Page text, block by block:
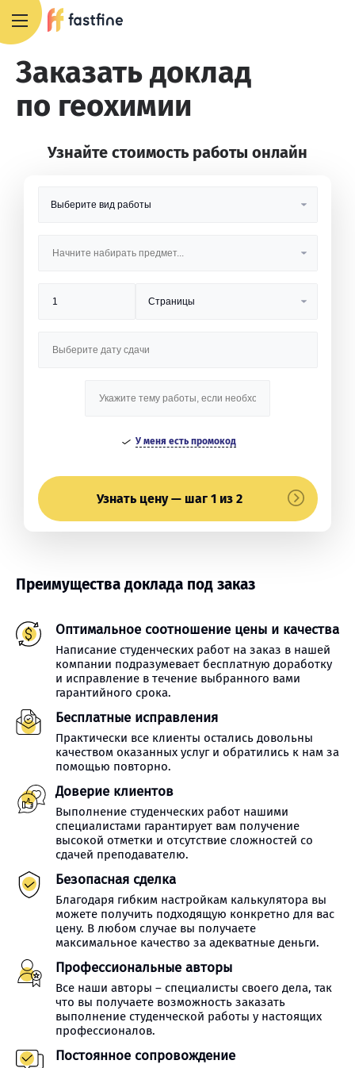
Заказать доклад
по геохимии
Узнайте стоимость работы онлайн
У меня есть промокод
Узнать цену — шаг 1 из 2
Преимущества доклада под заказ
Оптимальное соотношение цены и качества
Написание студенческих работ на заказ в нашей
компании подразумевает бесплатную доработку
и исправление в течение выбранного вами
гарантийного срока.
Бесплатные исправления
Практически все клиенты остались довольны
качеством оказанных услуг и обратились к нам за
помощью повторно.
Доверие клиентов
Выполнение студенческих работ нашими
специалистами гарантирует вам получение
высокой отметки и отсутствие сложностей со
сдачей преподавателю.
Безопасная сделка
Благодаря гибким настройкам калькулятора вы
можете получить подходящую конкретно для вас
цену. В любом случае вы получаете
максимальное качество за адекватные деньги.
Профессиональные авторы
Все наши авторы – специалисты своего дела, так
что вы получаете возможность заказать
выполнение студенческой работы у настоящих
профессионалов.
Постоянное сопровождение